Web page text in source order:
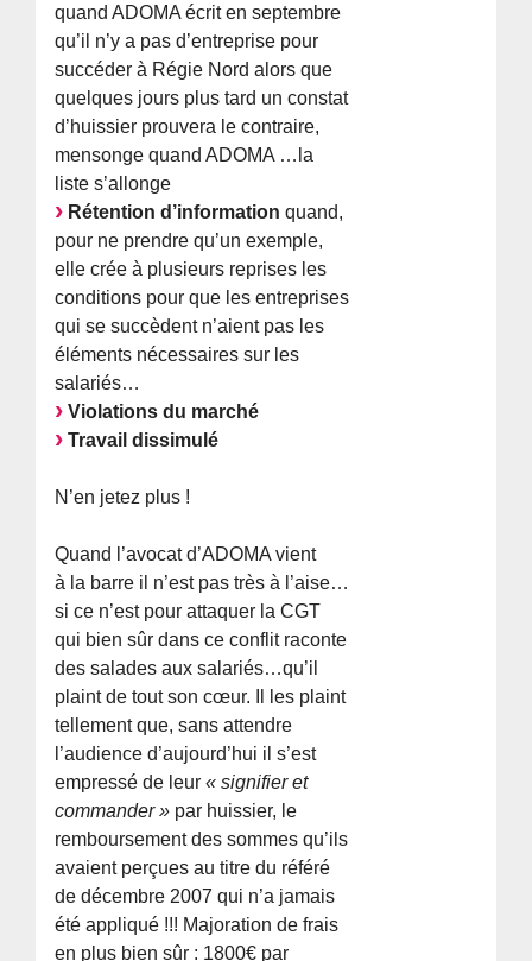
quand ADOMA écrit en septembre
qu’il n’y a pas d’entreprise pour
succéder à Régie Nord alors que
quelques jours plus tard un constat
d’huissier prouvera le contraire,
mensonge quand ADOMA …la
liste s’allonge
Rétention d’information quand,
pour ne prendre qu’un exemple,
elle crée à plusieurs reprises les
conditions pour que les entreprises
qui se succèdent n’aient pas les
éléments nécessaires sur les
salariés…
Violations du marché
Travail dissimulé
N’en jetez plus !
Quand l’avocat d’ADOMA vient
à la barre il n’est pas très à l’aise…
si ce n’est pour attaquer la CGT
qui bien sûr dans ce conflit raconte
des salades aux salariés…qu’il
plaint de tout son cœur. Il les plaint
tellement que, sans attendre
l’audience d’aujourd’hui il s’est
empressé de leur« signifier et
commander » par huissier, le
remboursement des sommes qu’ils
avaient perçues au titre du référé
de décembre 2007 qui n’a jamais
été appliqué !!! Majoration de frais
en plus bien sûr : 1800€ par